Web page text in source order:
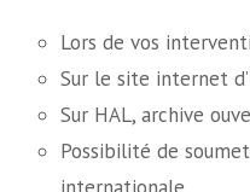
Lors de vos
Sur le site internet
Sur HAL, archive
Possibilité de